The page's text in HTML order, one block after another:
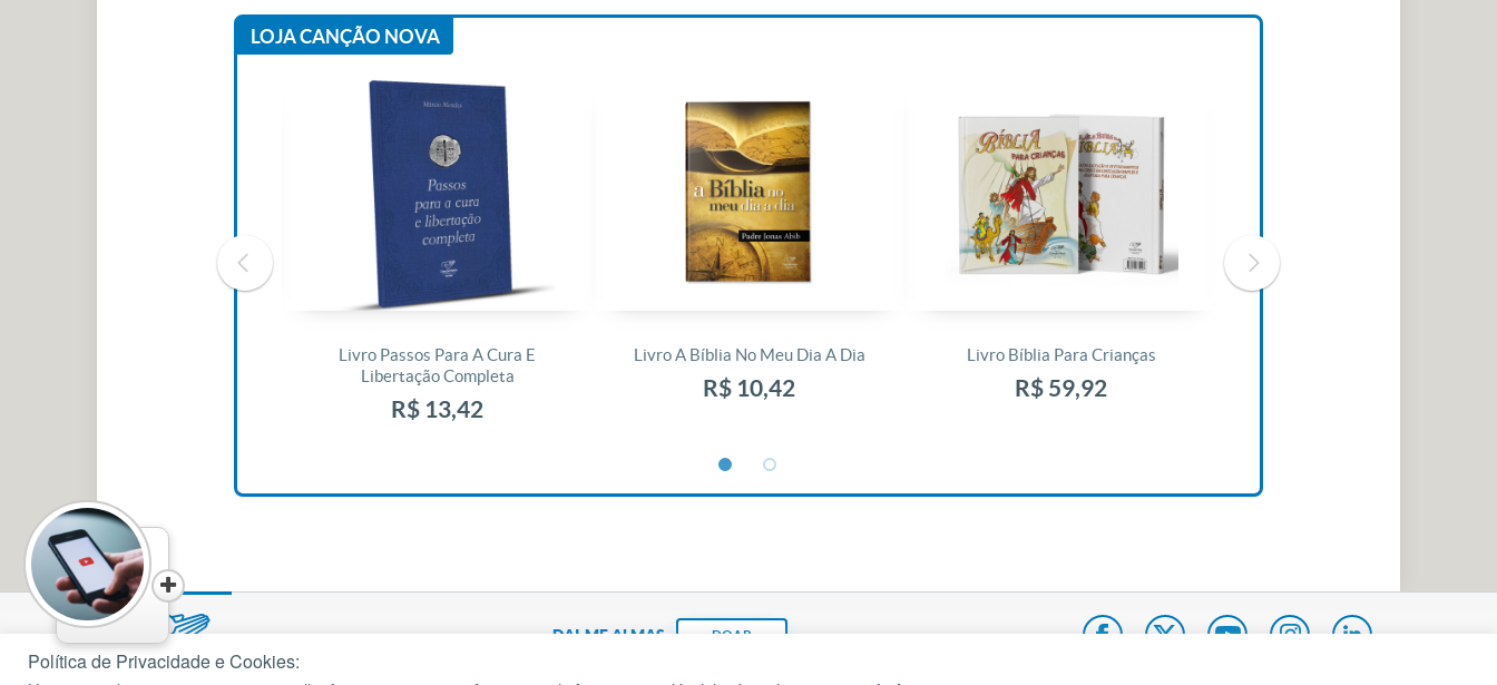
LOJA CANÇÃO NOVA
Livro Passos Para A Cura E
Libertação Completa
R$ 13,42
Livro A Bíblia No Meu Dia A Dia
R$ 10,42
Livro Bíblia Para Crianças
R$ 59,92
DAI-ME ALMAS DOAR
Política de Privacidade e Cookies: